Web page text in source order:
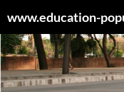
au
contenu
www.education-